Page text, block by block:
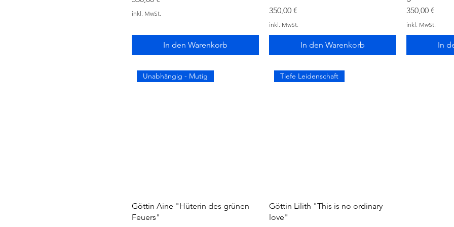
inkl. MwSt.
In den Warenkorb
Preis
350,00 €
inkl. MwSt.
In den Warenkorb
Preis
350,00 €
inkl. MwSt.
In
Unabhängig - Mutig
Göttin Aine "Hüterin des grünen
Feuers"
Tiefe Leidenschaft
Göttin Lilith "This is no ordinary
love"